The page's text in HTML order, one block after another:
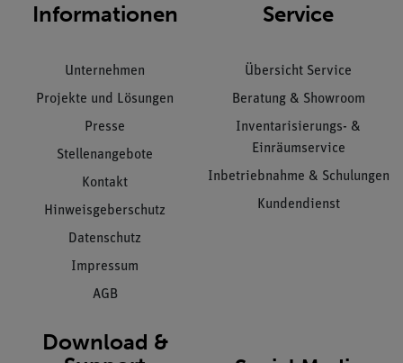
Informationen
Unternehmen
Projekte und Lösungen
Presse
Stellenangebote
Kontakt
Hinweisgeberschutz
Datenschutz
Impressum
AGB
Service
Übersicht Service
Beratung & Showroom
Inventarisierungs- &
Einräumservice
Inbetriebnahme & Schulungen
Kundendienst
Download &